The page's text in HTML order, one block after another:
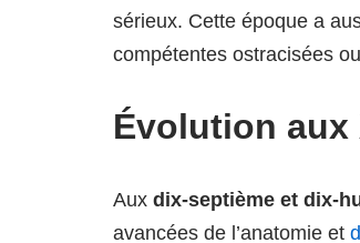
sérieux. Cette époque a
compétentes ostracisées
Évolution aux
Aux dix-septième et dix-
avancées de l’anatomie et